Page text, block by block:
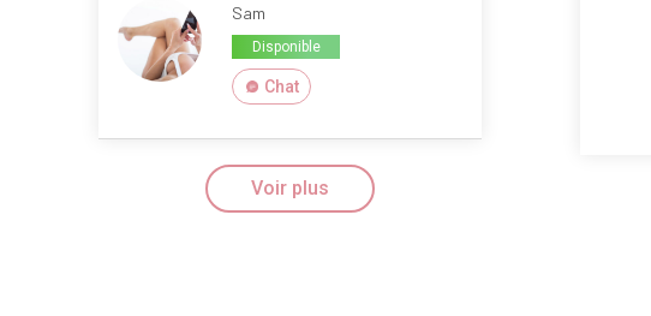
Sam
Disponible
Chat
Voir plus